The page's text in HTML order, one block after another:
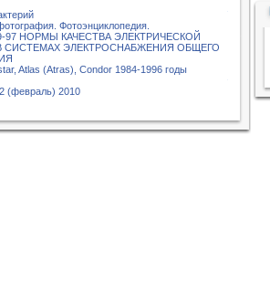
Фотоэнциклопедия.
97 НОРМЫ КАЧЕСТВА ЭЛЕКТРИЧЕСКОЙ
СИСТЕМАХ ЭЛЕКТРОСНАБЖЕНИЯ ОБЩЕГО
Atlas (Atras), Condor 1984-1996 годы
(февраль) 2010